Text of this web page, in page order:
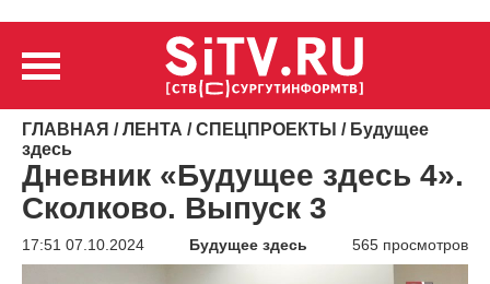
ГЛАВНАЯ /ЛЕНТА /СПЕЦПРОЕКТЫ / Будущее
здесь
Дневник «Будущее здесь 4».
Сколково. Выпуск 3
17:51 07.10.2024 Будущее здесь 565 просмотров